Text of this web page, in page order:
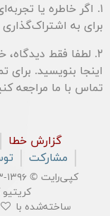
۱. اگر خاطره یا
برای به
۲. لطفا فقط
اینجا بنویسید.
تماس با ما مراجعه
گزارش خطا
مشارکت
کپی‌رایت © ۱۳۹۶-۱۴۰۳ تمامی مطالب تبریزتریپ تحت پروانه
کریتیو
ساخته‌شده با